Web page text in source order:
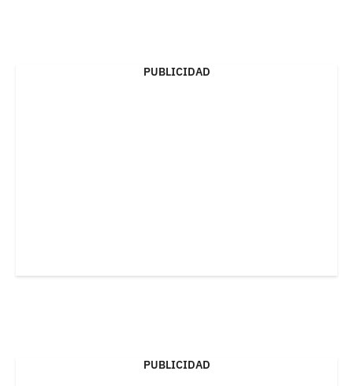
PUBLICIDAD
PUBLICIDAD